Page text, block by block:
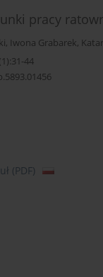
pracy
, Iwona Grabarek,
44
(PDF)